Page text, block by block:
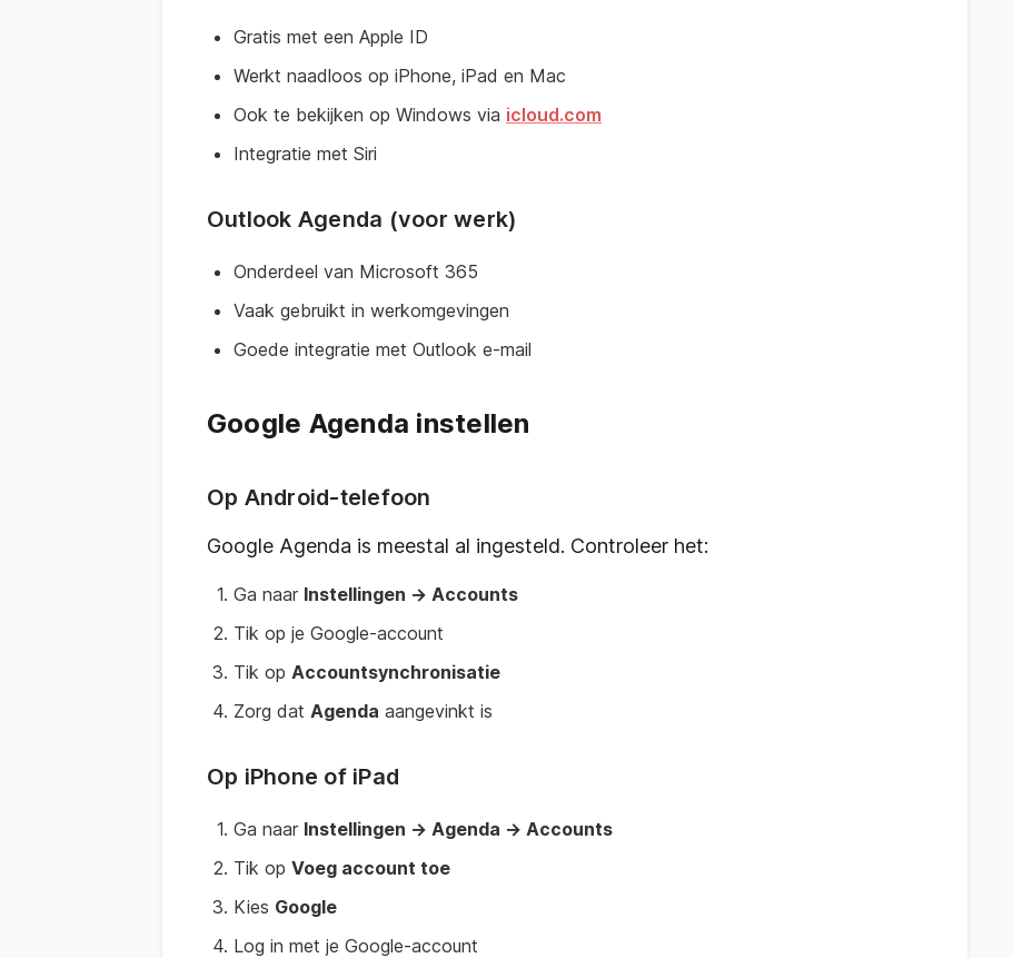
Gratis met een Apple ID
Werkt naadloos op iPhone, iPad en Mac
Ook te bekijken op Windows via icloud.com
Integratie met Siri
Outlook Agenda (voor werk)
Onderdeel van Microsoft 365
Vaak gebruikt in werkomgevingen
Goede integratie met Outlook e-mail
Google Agenda instellen
Op Android-telefoon
Google Agenda is meestal al ingesteld. Controleer het:
Ga naar Instellingen → Accounts
Tik op je Google-account
Tik op Accountsynchronisatie
Zorg dat Agenda aangevinkt is
Op iPhone of iPad
Ga naar Instellingen → Agenda → Accounts
Tik op Voeg account toe
Kies Google
Log in met je Google-account